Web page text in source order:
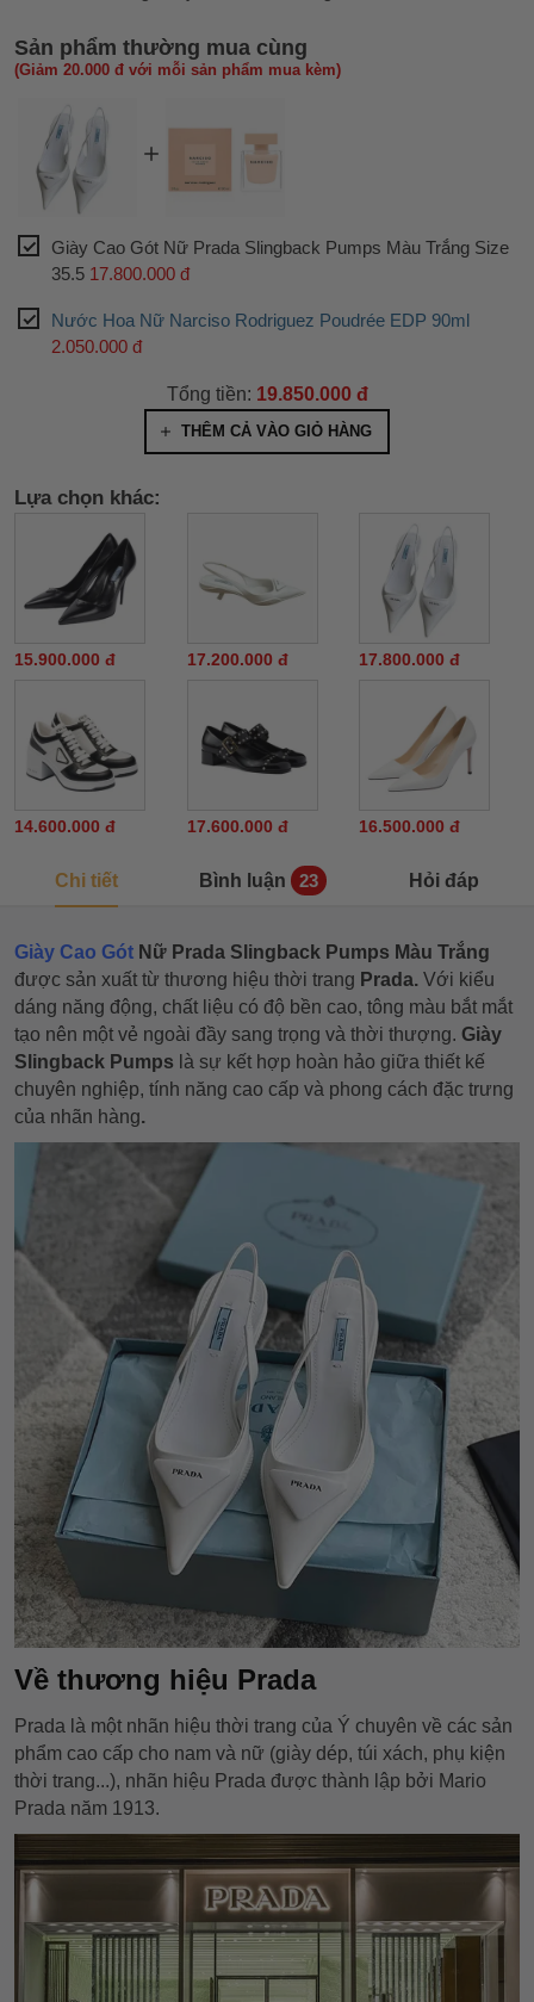
Sản phẩm thường mua cùng
(Giảm 20.000 đ với mỗi sản phẩm mua kèm)
Giày Cao Gót Nữ Prada Slingback Pumps Màu Trắng Size
35.5 17.800.000 đ
Nước Hoa Nữ Narciso Rodriguez Poudrée EDP 90ml
2.050.000 đ
Tổng tiền: 19.850.000 đ
THÊM CẢ VÀO GIỎ HÀNG
Lựa chọn khác:
15.900.000 đ 17.200.000 đ 17.800.000 đ
14.600.000 đ 17.600.000 đ 16.500.000 đ
Chi tiết Bình luận 23 Hỏi đáp
Giày Cao Gót Nữ Prada Slingback Pumps Màu Trắng
được sản xuất từ thương hiệu thời trang Prada. Với kiểu
dáng năng động, chất liệu có độ bền cao, tông màu bắt mắt
tạo nên một vẻ ngoài đầy sang trọng và thời thượng. Giày
Slingback Pumps là sự kết hợp hoàn hảo giữa thiết kế
chuyên nghiệp, tính năng cao cấp và phong cách đặc trưng
của nhãn hàng.
Về thương hiệu Prada
Prada là một nhãn hiệu thời trang của Ý chuyên về các sản
phẩm cao cấp cho nam và nữ (giày dép, túi xách, phụ kiện
thời trang...), nhãn hiệu Prada được thành lập bởi Mario
Prada năm 1913.